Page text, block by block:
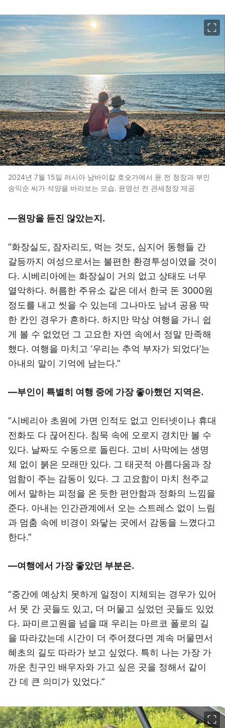
2024년 7월 15일 러시아 남바이칼 호숫가에서 윤 전 청장과 부인
송익순 씨가 석양을 바라보는 모습. 윤영선 전 관세청장 제공
―원망을 듣진 않았는지.
“화장실도, 잠자리도, 먹는 것도, 심지어 동행들 간
갈등까지 여성으로서는 불편한 환경투성이였을 것이
다. 시베리아에는 화장실이 거의 없고 상태도 너무
열악하다. 허름한 주유소 같은 데서 한국 돈 3000원
정도를 내고 씻을 수 있는데 그나마도 남녀 공용 딱
한 칸인 경우가 흔하다. 하지만 막상 여행을 가니 쉽
게 볼 수 없었던 그 고요한 자연 속에서 정말 만족해
했다. 여행을 마치고 ‘우리는 추억 부자가 되었다’는
아내의 말이 기억에 남는다.”
―부인이 특별히 여행 중에 가장 좋아했던 지역은.
“시베리아 초원에 가면 인적도 없고 인터넷이나 휴대
전화도 다 끊어진다. 침묵 속에 오로지 경치만 볼 수
있다. 날짜도 수동으로 돌린다. 고비 사막에는 생명
체 없이 붉은 모래만 있다. 그 태곳적 아름다움과 장
엄함이 주는 감동이 있다. 그 고요함이 마치 천주교
에서 말하는 피정을 온 듯한 편안함과 정화의 느낌을
준다. 아내는 인간관계에서 오는 스트레스 없이 느림
과 멈춤 속에 비경이 와닿는 곳에서 감동을 느꼈다고
한다.”
―여행에서 가장 좋았던 부분은.
“중간에 예상치 못하게 일정이 지체되는 경우가 있어
서 못 간 곳들도 있고, 더 머물고 싶었던 곳들도 있었
다. 파미르고원을 넘을 때 우리는 마르코 폴로의 길
을 따라갔는데 시간이 더 주어졌다면 계속 머물면서
혜초의 길도 따라가 보고 싶었다. 특히 나는 가장 가
까운 친구인 배우자와 가고 싶은 곳을 정해서 같이
간 데 큰 의미가 있었다.”